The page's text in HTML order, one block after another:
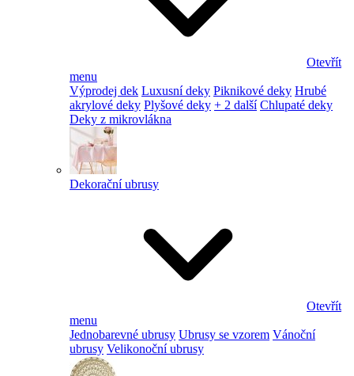
Otevřít
menu
Výprodej dek Luxusní deky Piknikové deky Hrubé
akrylové deky Plyšové deky + 2 další Chlupaté deky
Deky z mikrovlákna
Dekorační ubrusy
Otevřít
menu
Jednobarevné ubrusy Ubrusy se vzorem Vánoční
ubrusy Velikonoční ubrusy